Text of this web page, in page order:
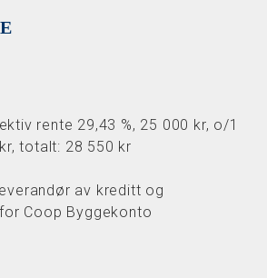
rente 29,43 %, 25 000 kr, o/1
totalt: 28 550 kr
av kreditt og
Coop Byggekonto